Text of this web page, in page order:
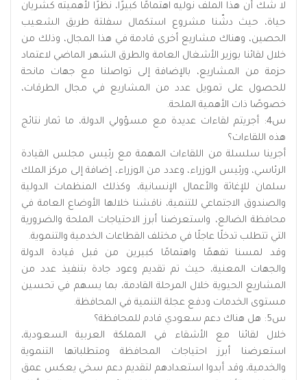
لا شك أن هذا الملف نوليه اهتمامًا كبيرًا، نظرًا لأهميته كشريان
حياة، حيث دشّنا مشروع استكمال سفلتة طريق الشعيب
الحصين، وهناك مشاريع أخرى قادمة في هذا المجال، وذلك من
خلال لقائنا بوزير الأشغال العامة والطرق الشهر الماضي لاعتماد
حزمة من المشاريع، بالإضافة إلى تواصلنا مع جهات مانحة
للحصول على تمويل عدد من المشاريع في مجال الطرقات،
خصوصًا ذات الأهمية الملحة.
س4: أجريتم لقاءات عديدة مع مسؤولي الدولة، ما ثمار نتائج
هذه اللقاءات؟
أجرينا سلسلة من اللقاءات المهمة مع رئيس مجلس القيادة
الرئاسي، ورئيس الوزراء، وعدد من الوزراء، إضافة إلى مركز الملك
سلمان للإغاثة والأعمال الإنسانية، وكذلك المنظمات الدولية
والصندوق الاجتماعي للتنمية، ناقشنا خلالها الأوضاع العامة في
محافظة الضالع، واستعرضنا أبرز الاحتياجات الملحة والضرورية
التي تتطلب تدخلًا عاجلًا في مختلف القطاعات الخدمية والتنموية.
وقد لمسنا تفهمًا واهتمامًا كبيرين من قبل قيادة الدولة
والجهات المعنية، حيث تم تقديم وعود جادة بتنفيذ عدد من
المشاريع الحيوية خلال المرحلة القادمة، بما يسهم في تحسين
مستوى الخدمات ودفع عجلة التنمية في المحافظة.
س5: هل هناك دعم سعودي قادم للمحافظة؟
خلال لقائنا مع الأشقاء في المملكة العربية السعودية،
استعرضنا أبرز احتياجات المحافظة ومتطلباتها التنموية
والخدمية، وقد أبدوا استعدادهم لتقديم دعم سخي يعكس عمق